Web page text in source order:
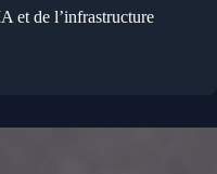
et de l’infrastructure